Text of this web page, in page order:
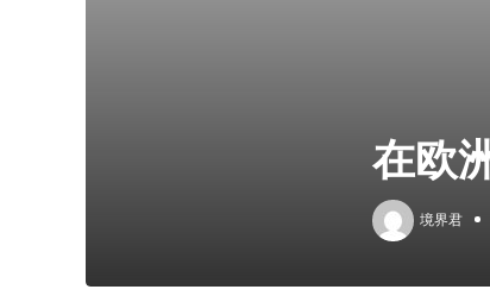
在欧
境界君